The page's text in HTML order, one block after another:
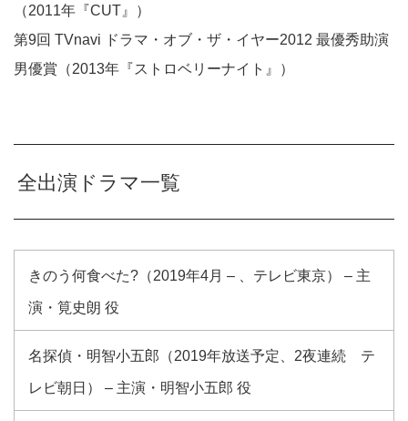
（2011年『CUT』）
第9回 TVnavi ドラマ・オブ・ザ・イヤー2012 最優秀助演
男優賞（2013年『ストロベリーナイト』）
全出演ドラマ一覧
きのう何食べた?（2019年4月 – 、テレビ東京） – 主
演・筧史朗 役
名探偵・明智小五郎（2019年放送予定、2夜連続 テ
レビ朝日） – 主演・明智小五郎 役